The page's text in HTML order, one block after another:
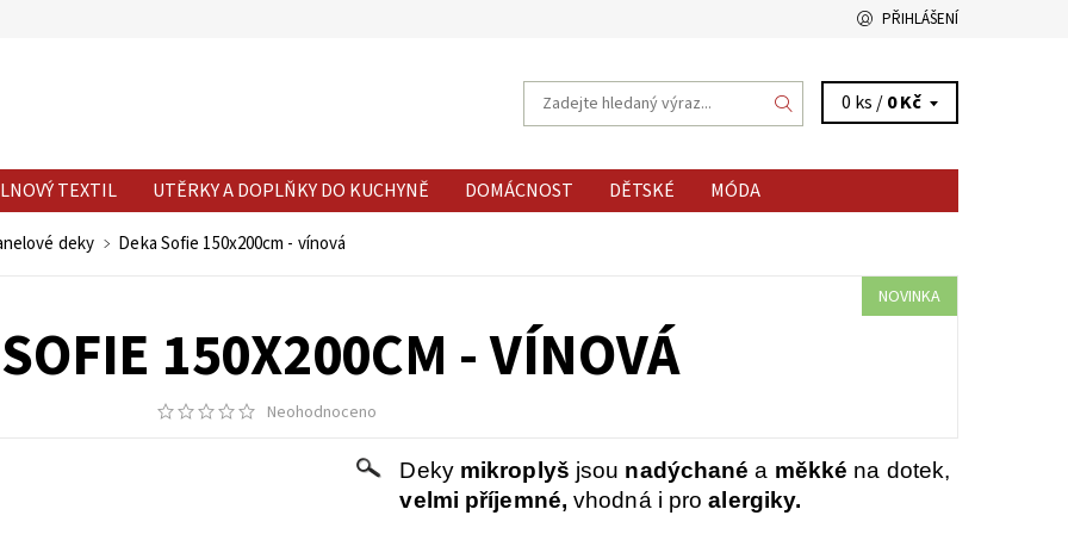
PŘIHLÁŠENÍ
0 ks /0 Kč
TEXTIL UTĚRKY A DOPLŇKY DO KUCHYNĚ DOMÁCNOST DĚTSKÉ
MÓDA
deky Deka Sofie 150x200cm - vínová
NOVINKA
150X200CM - VÍNOVÁ
Neohodnoceno
Deky mikroplyš jsou nadýchané a měkké na dotek,
velmi příjemné, vhodná i proalergiky.